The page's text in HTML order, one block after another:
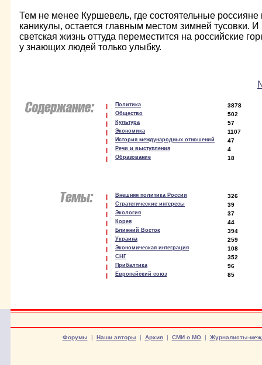
Тем не менее Куршевель, где состоятельные россияне
каникулы, остается главным местом зимней тусовки.
светская жизнь оттуда переместится на российские
у знающих людей только улыбку.
Политика 3878
Общество 502
Культура 57
Экономика 1107
История международных отношений 47
Речи и выступления 4
Образование 18
Внешняя политика России 326
Стратегические интересы 39
Экология 37
Корея 44
Ближний Восток 394
Украина 259
Экономическая интеграция 108
СНГ 352
Прибалтика 96
Европейский союз 85
Форумы | Наши авторы | Архив| СМИ о МО| Журналисты-